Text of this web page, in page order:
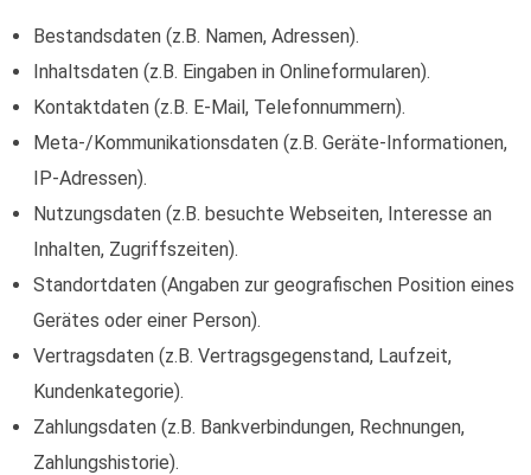
Bestandsdaten (z.B. Namen, Adressen).
Inhaltsdaten (z.B. Eingaben in Onlineformularen).
Kontaktdaten (z.B. E-Mail, Telefonnummern).
Meta-/Kommunikationsdaten (z.B. Geräte-Informationen,
IP-Adressen).
Nutzungsdaten (z.B. besuchte Webseiten, Interesse an
Inhalten, Zugriffszeiten).
Standortdaten (Angaben zur geografischen Position eines
Gerätes oder einer Person).
Vertragsdaten (z.B. Vertragsgegenstand, Laufzeit,
Kundenkategorie).
Zahlungsdaten (z.B. Bankverbindungen, Rechnungen,
Zahlungshistorie).